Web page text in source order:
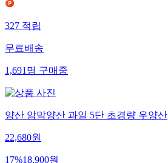
327적립
무료배송
1,691명구매중
양산 암막양산 과일 5단 초경량 우양산
22,680원